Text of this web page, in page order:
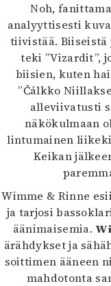
Noh,
analyyttisesti
tiivistää.
teki ”Vizardit”,
biisien, kuten
”Čálkko
alleviivatusti
näkökulmaan
lintumainen
Keikan
Wimme & Rinne
ja tarjosi
äänimaisemia.
ärähdykset ja
soittimen ääneen
mahdotonta